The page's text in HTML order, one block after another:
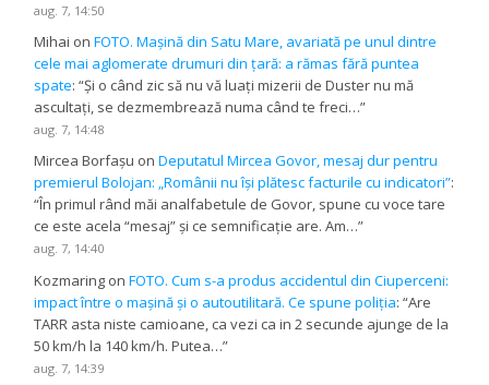
aug. 7, 14:50
Mihai onFOTO. Mașină din Satu Mare, avariată pe unul dintre
cele mai aglomerate drumuri din țară: a rămas fără puntea
spate: “Și o când zic să nu vă luați mizerii de Duster nu mă
ascultați, se dezmembrează numa când te freci…”
aug. 7, 14:48
Mircea Borfașu onDeputatul Mircea Govor, mesaj dur pentru
premierul Bolojan: „Românii nu își plătesc facturile cu indicatori”:
“În primul rând măi analfabetule de Govor, spune cu voce tare
ce este acela “mesaj” și ce semnificație are. Am…”
aug. 7, 14:40
Kozmaring onFOTO. Cum s-a produs accidentul din Ciuperceni:
impact între o mașină și o autoutilitară. Ce spune poliția: “Are
TARR asta niste camioane, ca vezi ca in 2 secunde ajunge de la
50 km/h la 140 km/h. Putea…”
aug. 7, 14:39